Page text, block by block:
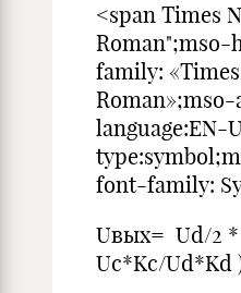
<span Times
family:
language:EN-
font-family:
Uвых= Ud/2 *
Uс*Kс/